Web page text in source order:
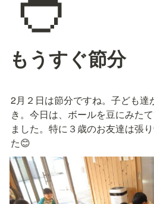
もうすぐ節分
2月２日は節分ですね。子ども達
き。今日は、ボールを豆にみた
ました。特に３歳のお友達は張
た😊